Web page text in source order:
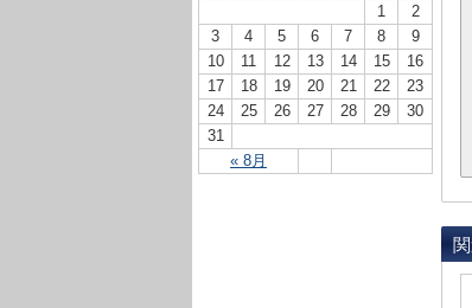
« 8月
1
2
3
4 5 6 7 8
9
10
11 12 13 14 15
16
17
18 19 20 21 22
23
24
25 26 27 28 29
30
31